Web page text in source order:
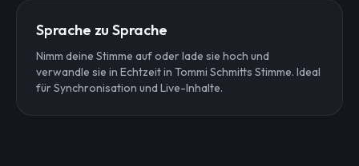
Sprache zu Sprache
Nimm deine Stimme auf oder lade sie hoch und
verwandle sie in Echtzeit in Tommi Schmitts Stimme. Ideal
für Synchronisation und Live-Inhalte.